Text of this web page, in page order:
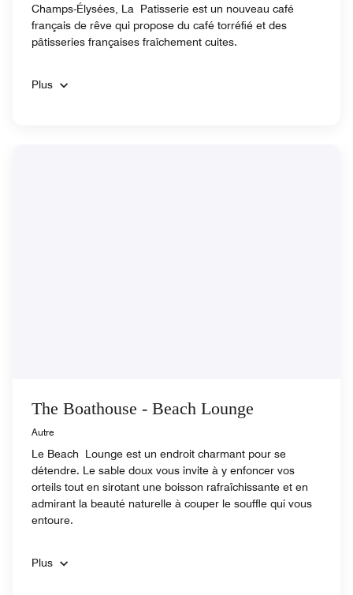
Champs-Élysées, La Patisserie est un nouveau café
français de rêve qui propose du café torréfié et des
pâtisseries françaises fraîchement cuites.
Plus
The Boathouse - Beach Lounge
Autre
Le Beach Lounge est un endroit charmant pour se
détendre. Le sable doux vous invite à y enfoncer vos
orteils tout en sirotant une boisson rafraîchissante et en
admirant la beauté naturelle à couper le souffle qui vous
entoure.
Plus